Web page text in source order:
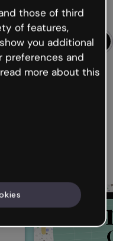
those of third
of features,
you additional
preferences and
more about this